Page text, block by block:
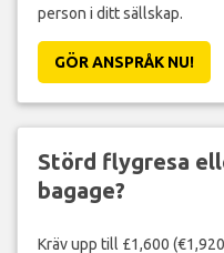
person i ditt sällskap.
GÖR ANSPRÅK NU!
Störd flygresa
bagage?
Kräv upp till £1,600